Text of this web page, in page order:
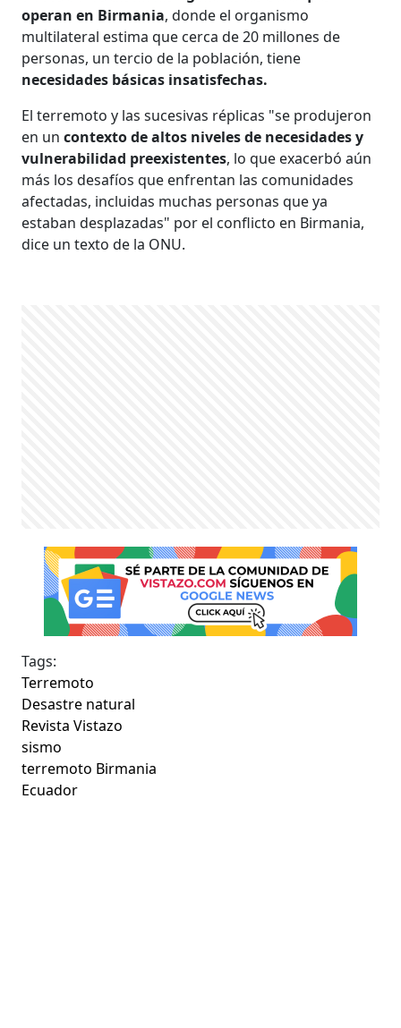
operan en Birmania, donde el organismo
multilateral estima que cerca de 20 millones de
personas, un tercio de la población, tiene
necesidades básicas insatisfechas.
El terremoto y las sucesivas réplicas "se produjeron
en uncontexto de altos niveles de necesidades y
vulnerabilidad preexistentes, lo que exacerbó aún
más los desafíos que enfrentan las comunidades
afectadas, incluidas muchas personas que ya
estaban desplazadas" por el conflicto en Birmania,
dice un texto de la ONU.
Tags:
Terremoto
Desastre natural
Revista Vistazo
sismo
terremoto Birmania
Ecuador